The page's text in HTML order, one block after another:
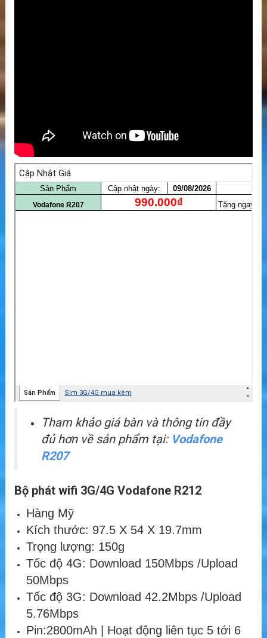
Tham khảo giá bàn và thông tin đầy
đủ hơn về sản phẩm tại: Vodafone
R207
Bộ phát wifi 3G/4G Vodafone R212
Hàng Mỹ
Kích thước: 97.5 X 54 X 19.7mm
Trọng lượng: 150g
Tốc độ 4G: Download 150Mbps /Upload
50Mbps
Tốc độ 3G: Download 42.2Mbps /Upload
5.76Mbps
Pin:2800mAh | Hoạt động liên tục 5 tới 6